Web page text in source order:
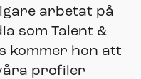
arbetat på
som Talent &
kommer hon att
profiler